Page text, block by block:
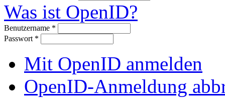
Was ist OpenID?
Benutzername *
Passwort *
Mit OpenID anmelden
OpenID-Anmeldung